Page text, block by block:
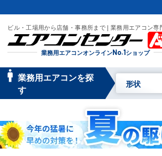
ビル・工場用から店舗・事務所まで | 業務用エアコン専
業務用エアコンオンラインNo.1ショップ
manage_searc
業務用エアコンを探
す
形状